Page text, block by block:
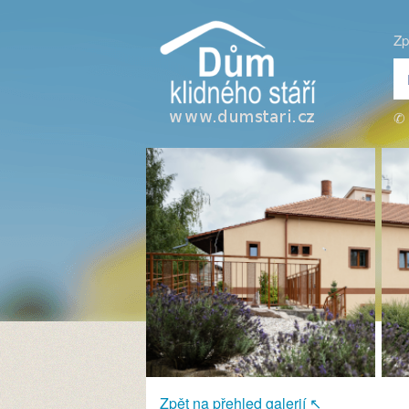
✆
Zpět na přehled galerií ↖